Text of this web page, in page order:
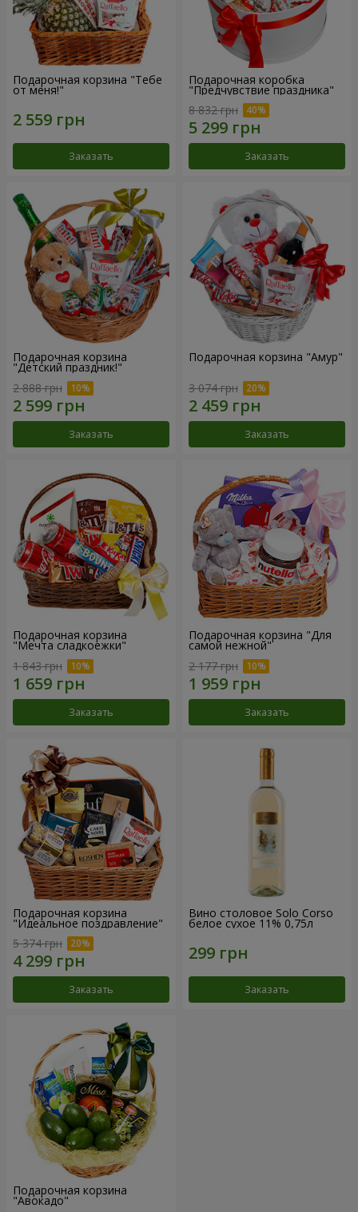
Подарочная корзина "Тебе
от меня!"
Заказать
Подарочная коробка
"Предчувствие праздника"
8 832 грн
Заказать
Подарочная корзина
"Детский праздник!"
2 888 грн
Заказать
Подарочная корзина "Амур"
3 074 грн
Заказать
Подарочная корзина
"Мечта сладкоежки"
1 843 грн
Заказать
Подарочная корзина "Для
самой нежной"
2 177 грн
Заказать
Подарочная корзина
"Идеальное поздравление"
5 374 грн
Заказать
Вино столовое Solo Corso
белое сухое 11% 0,75л
Заказать
Подарочная корзина
"Авокадо"